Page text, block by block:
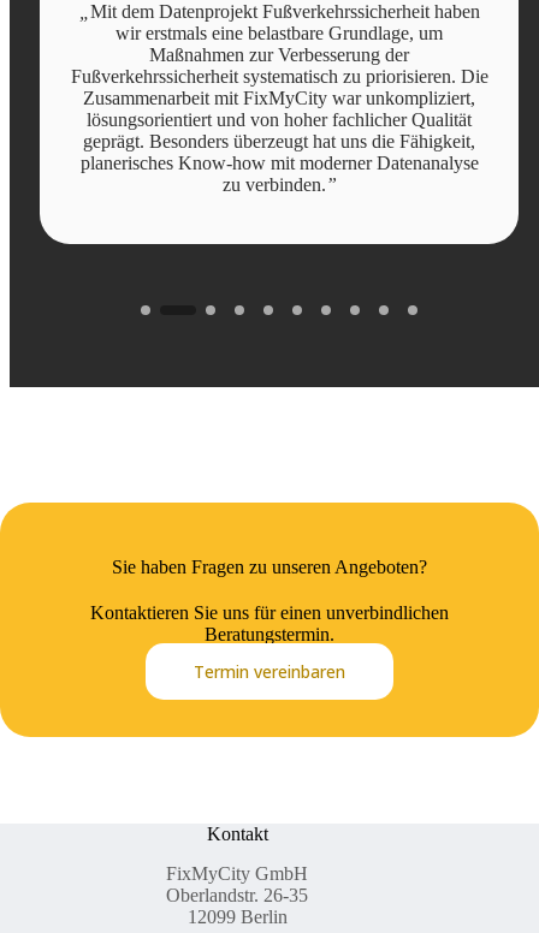
Mit dem Datenprojekt Fußverkehrssicherheit haben
wir erstmals eine belastbare Grundlage, um
Maßnahmen zur Verbesserung der
Fußverkehrssicherheit systematisch zu priorisieren. Die
Zusammenarbeit mit FixMyCity war unkompliziert,
lösungsorientiert und von hoher fachlicher Qualität
geprägt. Besonders überzeugt hat uns die Fähigkeit,
planerisches Know-how mit moderner Datenanalyse
zu verbinden.”
Sie haben Fragen zu unseren Angeboten?
Kontaktieren Sie uns für einen unverbindlichen
Beratungstermin.
Termin vereinbaren
Kontakt
FixMyCity GmbH
Oberlandstr. 26-35
12099 Berlin